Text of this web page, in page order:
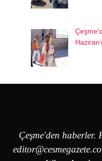
Çeşme'den haberler.